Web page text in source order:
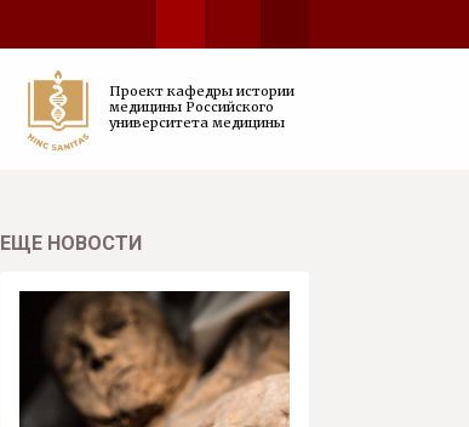
Проект кафедры истории
медицины Российского
университета медицины
ЕЩЕ НОВОСТИ